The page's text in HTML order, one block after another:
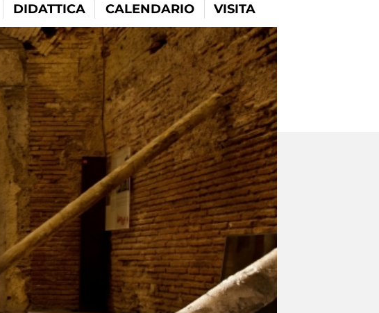
DIDATTICA CALENDARIO VISITA